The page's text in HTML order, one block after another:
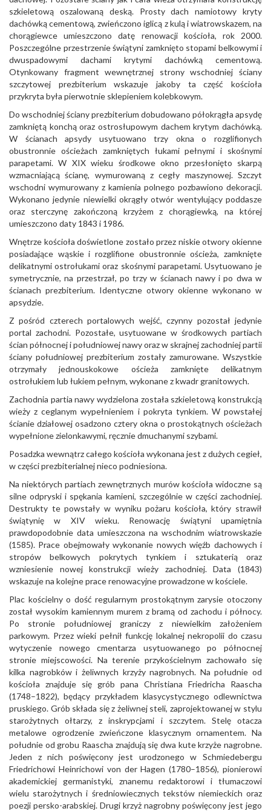
szkieletową oszalowaną deską. Prosty dach namiotowy kryty
dachówką cementową, zwieńczono iglicą z kulą i wiatrowskazem, na
chorągiewce umieszczono datę renowacji kościoła, rok 2000.
Poszczególne przestrzenie świątyni zamknięto stopami belkowymi i
dwuspadowymi dachami krytymi dachówką cementową.
Otynkowany fragment wewnętrznej strony wschodniej ściany
szczytowej prezbiterium wskazuje jakoby ta część kościoła
przykryta była pierwotnie sklepieniem kolebkowym.
Do wschodniej ściany prezbiterium dobudowano półokrągła apsydę
zamkniętą konchą oraz ostrosłupowym dachem krytym dachówką.
W ścianach apsydy usytuowano trzy okna o rozglifionych
obustronnie ościeżach zamkniętych łukami pełnymi i skośnymi
parapetami. W XIX wieku środkowe okno przesłonięto skarpą
wzmacniającą ścianę, wymurowaną z cegły maszynowej. Szczyt
wschodni wymurowany z kamienia polnego pozbawiono dekoracji.
Wykonano jedynie niewielki okrągły otwór wentylujący poddasze
oraz sterczynę zakończoną krzyżem z chorągiewką, na której
umieszczono daty 1843 i 1986.
Wnętrze kościoła doświetlone zostało przez niskie otwory okienne
posiadające wąskie i rozglifione obustronnie ościeża, zamknięte
delikatnymi ostrołukami oraz skośnymi parapetami. Usytuowano je
symetrycznie, na przestrzał, po trzy w ścianach nawy i po dwa w
ścianach prezbiterium. Identyczne otwory okienne wykonano w
apsydzie.
Z pośród czterech portalowych wejść, czynny pozostał jedynie
portal zachodni. Pozostałe, usytuowane w środkowych partiach
ścian północnej i południowej nawy oraz w skrajnej zachodniej partii
ściany południowej prezbiterium zostały zamurowane. Wszystkie
otrzymały jednouskokowe ościeża zamknięte delikatnym
ostrołukiem lub łukiem pełnym, wykonane z kwadr granitowych.
Zachodnia partia nawy wydzielona została szkieletową konstrukcją
wieży z ceglanym wypełnieniem i pokryta tynkiem. W powstałej
ścianie działowej osadzono cztery okna o prostokątnych ościeżach
wypełnione zielonkawymi, ręcznie dmuchanymi szybami.
Posadzka wewnątrz całego kościoła wykonana jest z dużych cegieł,
w części prezbiterialnej nieco podniesiona.
Na niektórych partiach zewnętrznych murów kościoła widoczne są
silne odpryski i spękania kamieni, szczególnie w części zachodniej.
Destrukty te powstały w wyniku pożaru kościoła, który strawił
świątynię w XIV wieku. Renowację świątyni upamiętnia
prawdopodobnie data umieszczona na wschodnim wiatrowskazie
(1585). Prace obejmowały wykonanie nowych więźb dachowych i
stropów belkowych pokrytych tynkiem i sztukaterią oraz
wzniesienie nowej konstrukcji wieży zachodniej. Data (1843)
wskazuje na kolejne prace renowacyjne prowadzone w kościele.
Plac kościelny o dość regularnym prostokątnym zarysie otoczony
został wysokim kamiennym murem z bramą od zachodu i północy.
Po stronie południowej graniczy z niewielkim założeniem
parkowym. Przez wieki pełnił funkcję lokalnej nekropolii do czasu
wytyczenie nowego cmentarza usytuowanego po północnej
stronie miejscowości. Na terenie przykościelnym zachowało się
kilka nagrobków i żeliwnych krzyży nagrobnych. Na południe od
kościoła znajduje się grób pana Christiana Friedricha Raascha
(1748–1822), będący przykładem klasycystycznego odlewnictwa
pruskiego. Grób składa się z żeliwnej steli, zaprojektowanej w stylu
starożytnych ołtarzy, z inskrypcjami i szczytem. Stelę otacza
metalowe ogrodzenie zwieńczone klasycznym ornamentem. Na
południe od grobu Raascha znajdują się dwa kute krzyże nagrobne.
Jeden z nich poświęcony jest urodzonego w Schmiedebergu
Friedrichowi Heinrichowi von der Hagen (1780–1856), pionierowi
akademickiej germanistyki, znanemu redaktorowi i tłumaczowi
wielu starożytnych i średniowiecznych tekstów niemieckich oraz
poezji persko-arabskiej. Drugi krzyż nagrobny poświęcony jest jego